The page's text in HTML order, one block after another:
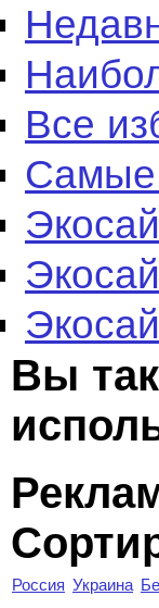
Все
Самые
Вы
Россия Украина